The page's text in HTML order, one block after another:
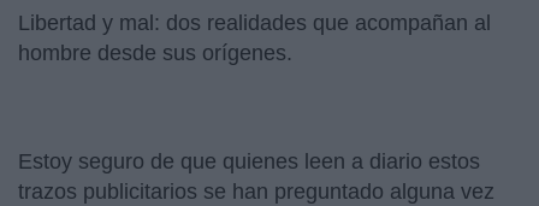
Libertad y mal: dos realidades que acompañan al
hombre desde sus orígenes.
Estoy seguro de que quienes leen a diario estos
trazos publicitarios se han preguntado alguna vez